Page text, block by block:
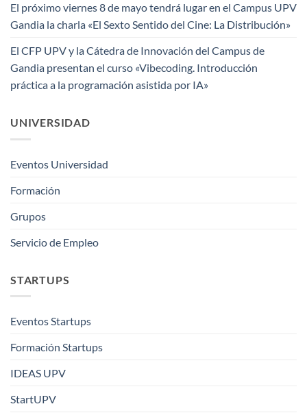
El próximo viernes 8 de mayo tendrá lugar en el Campus UPV
Gandia la charla «El Sexto Sentido del Cine: La Distribución»
El CFP UPV y la Cátedra de Innovación del Campus de
Gandia presentan el curso «Vibecoding. Introducción
práctica a la programación asistida por IA»
UNIVERSIDAD
Eventos Universidad
Formación
Grupos
Servicio de Empleo
STARTUPS
Eventos Startups
Formación Startups
IDEAS UPV
StartUPV